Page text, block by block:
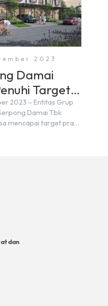
2023
Damai
Target
Tahun
2023 – Entitas Grup
Damai Tbk
mencapai target pra
bisa melampaui target.
dan